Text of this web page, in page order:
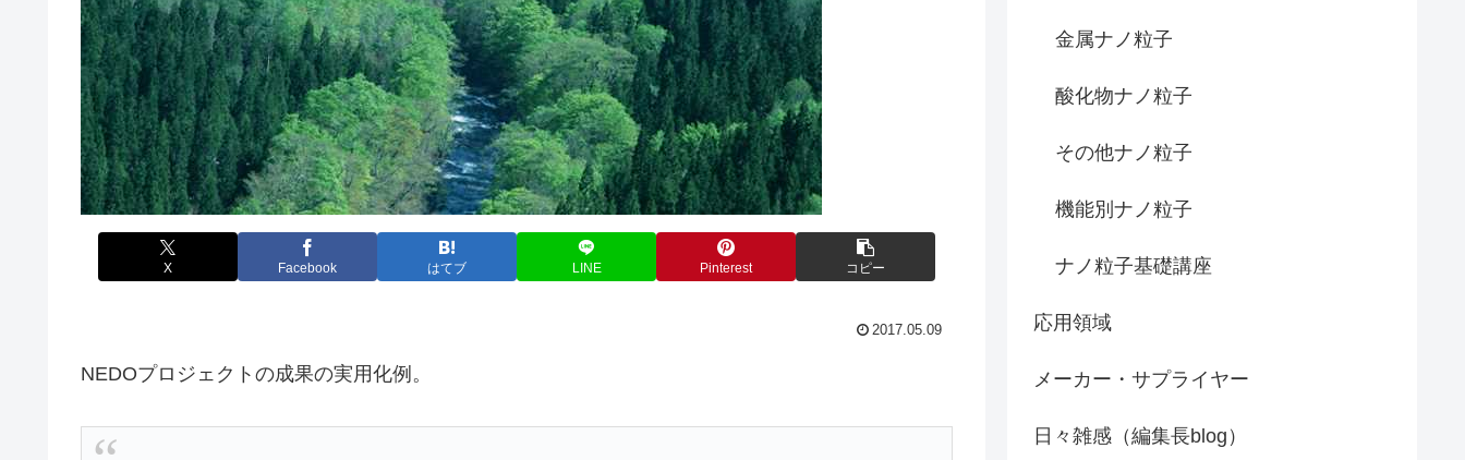
X Facebook はてブ LINE Pinterest コピー
2017.05.09
NEDOプロジェクトの成果の実用化例。
金属ナノ粒子
酸化物ナノ粒子
その他ナノ粒子
機能別ナノ粒子
ナノ粒子基礎講座
応用領域
メーカー・サプライヤー
日々雑感（編集長blog）